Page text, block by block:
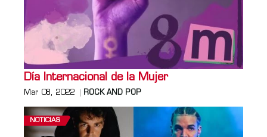
Día Internacional de la Mujer
Mar 08, 2022 ROCK AND POP
NOTICIAS